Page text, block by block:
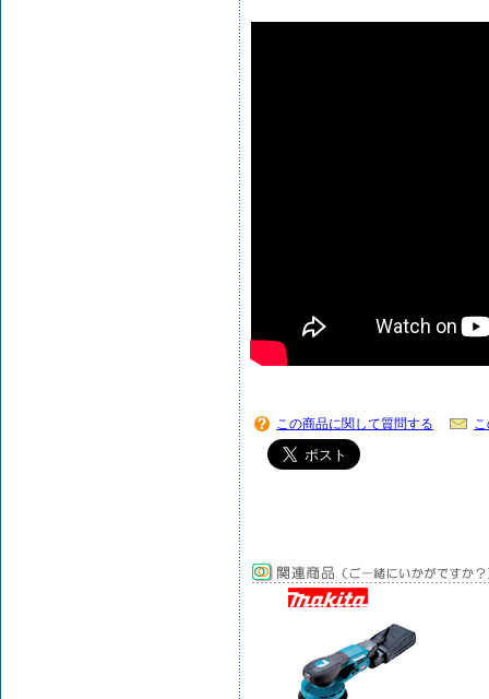
この商品に関して質問する